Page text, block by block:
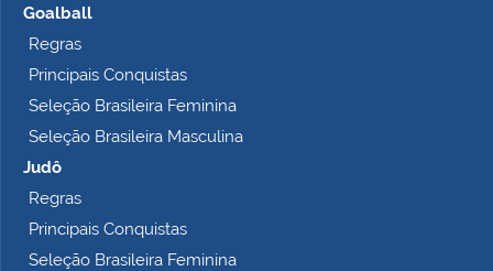
Goalball
Regras
Principais Conquistas
Seleção Brasileira Feminina
Seleção Brasileira Masculina
Judô
Regras
Principais Conquistas
Seleção Brasileira Feminina